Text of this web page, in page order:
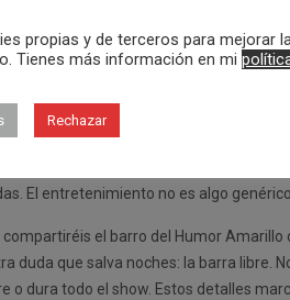
nuestra opción decena con espectáculo
y las actividades
lo más importante: las risas. No
El entretenimiento no es algo
el barro del Humor
duda que salva noches: la barra libre.
dura todo el show. Estos detalles
propias y de terceros para mejorar la
Tienes más información en mi
Rechazar